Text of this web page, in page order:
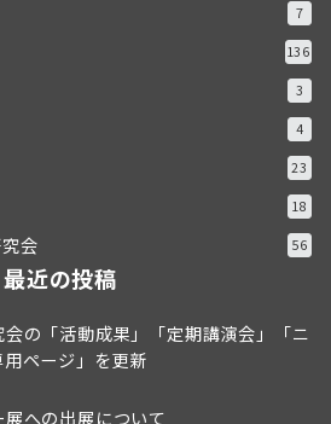
7
136
3
4
23
18
会 56
最近の投稿
の「活動成果」「定期講演会」「ニ
ページ」を更新
への出展について